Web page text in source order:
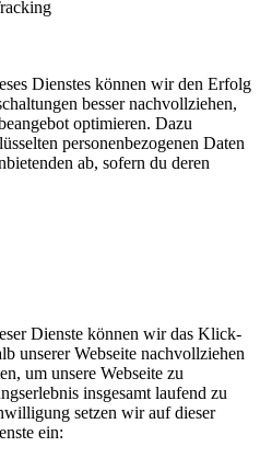
Dienstes können wir den Erfolg
besser nachvollziehen,
optimieren. Dazu
personenbezogenen Daten
ab, sofern du deren
Dienste können wir das Klick-
unserer Webseite nachvollziehen
um unsere Webseite zu
insgesamt laufend zu
setzen wir auf dieser
ein: